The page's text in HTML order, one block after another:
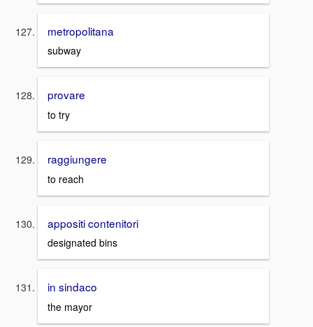
metropolitana
subway
provare
to try
raggiungere
to reach
appositi contenitori
designated bins
in sindaco
the mayor